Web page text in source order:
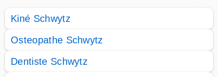
Kiné Schwytz
Osteopathe Schwytz
Dentiste Schwytz